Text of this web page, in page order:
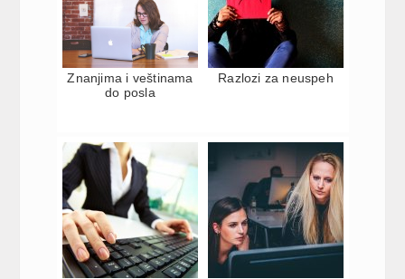
Znanjima i veštinama
do posla
Razlozi za neuspeh